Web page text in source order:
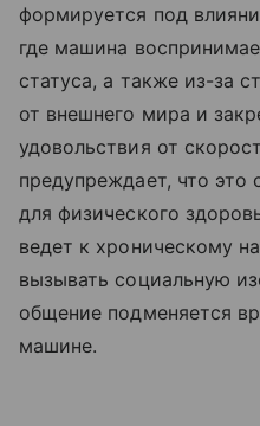
формируется под
где машина
статуса, а также из-за
от внешнего мира и
удовольствия от
предупреждает, что это
для физического
ведет к хроническому
вызывать социальную
общение подменяется
машине.